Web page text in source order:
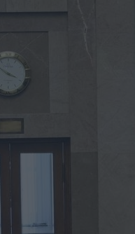
przepisy